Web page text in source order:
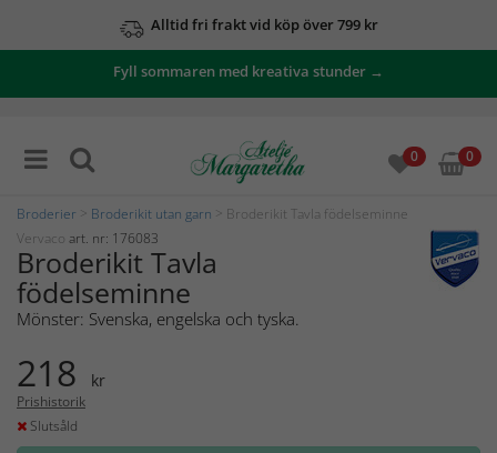
Alltid fri frakt vid köp över 799 kr
Fyll sommaren med kreativa stunder →
0 0
Broderier Broderikit utan garn > Broderikit Tavla födelseminne
Vervaco art. nr: 176083
Broderikit Tavla
födelseminne
Mönster: Svenska, engelska och tyska.
218 kr
Prishistorik
Slutsåld